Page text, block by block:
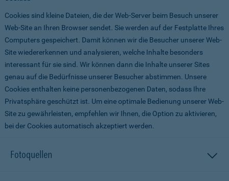
Cookies sind kleine Dateien, die der Web-Server beim Besuch unserer
Web-Site an Ihren Browser sendet. Sie werden auf der Festplatte Ihres
Computers gespeichert. Damit können wir die Besucher unserer Web-
Site wiedererkennen und analysieren, welche Inhalte besonders
interessant für sie sind. Wir können dann die Inhalte unserer Sites
genau auf die Bedürfnisse unserer Besucher abstimmen. Unsere
Cookies enthalten keine personenbezogenen Daten, sodass Ihre
Privatsphäre geschützt ist. Um eine optimale Bedienung unserer Web-
Site zu gewährleisten, empfehlen wir Ihnen, die Option zu aktivieren,
bei der Cookies automatisch akzeptiert werden.
Fotoquellen